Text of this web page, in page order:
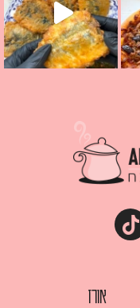
אורז